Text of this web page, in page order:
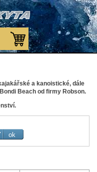
a kanoistické, dále
Beach od firmy Robson.